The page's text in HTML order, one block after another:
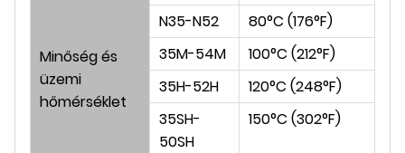
Minőség és
üzemi
hőmérséklet
N35-N52
80°C (176°F)
35M-54M
100°C (212°F)
35H-52H
120°C (248°F)
35SH-
50SH
150°C (302°F)